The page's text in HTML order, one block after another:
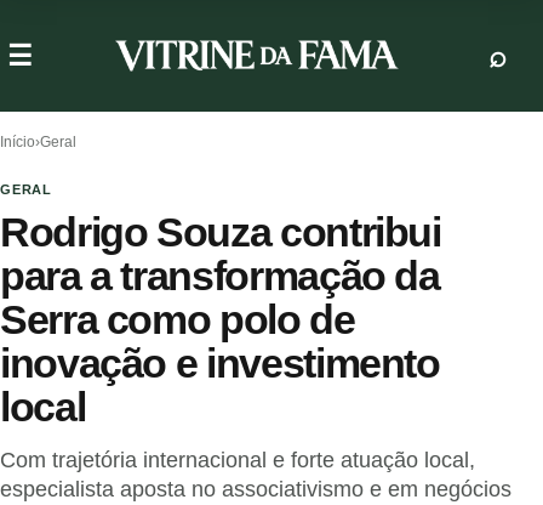
Início›Geral
GERAL
Rodrigo Souza contribui
para a transformação da
Serra como polo de
inovação e investimento
local
Com trajetória internacional e forte atuação local,
especialista aposta no associativismo e em negócios